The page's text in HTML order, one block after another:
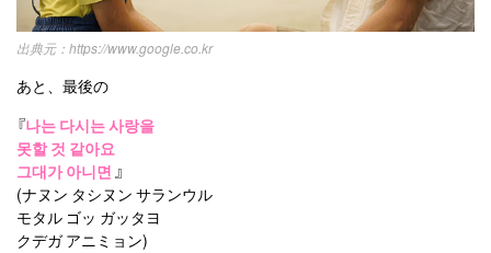
https://www.google.co.kr
あと、最後の
『나는 다시는 사랑을
못할 것 같아요
그대가 아니면 』
(ナヌン タシヌン サランウル
モタル ゴッ ガッタヨ
クデガ アニミョン)